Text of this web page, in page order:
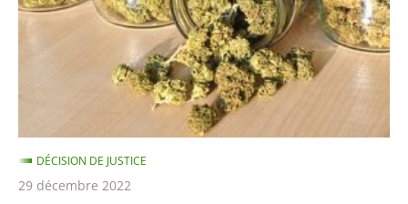
l’arrêté
fleurs
et
feuilles
DÉCISION DE JUSTICE
29 décembre 2022